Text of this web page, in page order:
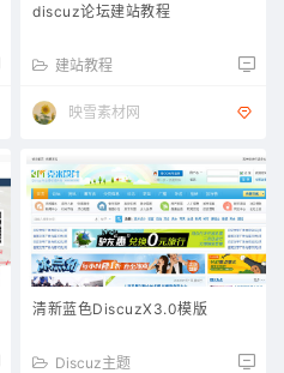
discuz论坛建站教程
建站教程
映雪素材网
清新蓝色DiscuzX3.0模版
Discuz主题